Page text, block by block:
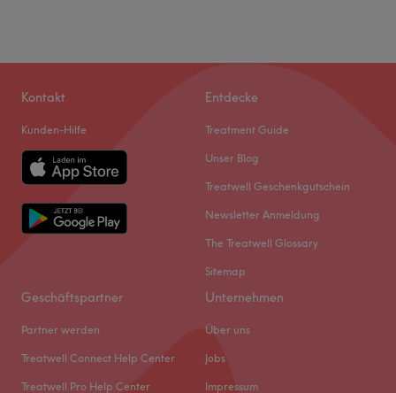
Kontakt
Kunden-Hilfe
Entdecke
Treatment Guide
Unser Blog
Treatwell Geschenkgutschein
Newsletter Anmeldung
The Treatwell Glossary
Sitemap
Geschäftspartner
Partner werden
Treatwell Connect Help Center
Treatwell Pro Help Center
Unternehmen
Über uns
Jobs
Impressum